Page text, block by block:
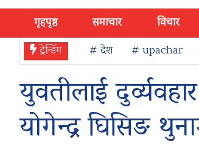
गृहपृष्ठ समाचार विचार
ट्रेन्डिंग
# देश # upachar
युवतीलाई
योगेन्द्र घिसिङ